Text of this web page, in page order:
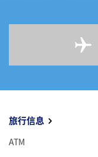
旅行信息
ATM